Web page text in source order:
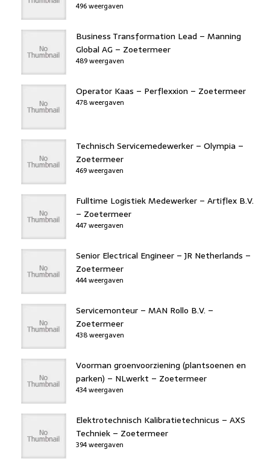
496 weergaven
Business Transformation Lead – Manning
Global AG – Zoetermeer
489 weergaven
Operator Kaas – Perflexxion – Zoetermeer
478 weergaven
Technisch Servicemedewerker – Olympia –
Zoetermeer
469 weergaven
Fulltime Logistiek Medewerker – Artiflex B.V.
– Zoetermeer
447 weergaven
Senior Electrical Engineer – JR Netherlands –
Zoetermeer
444 weergaven
Servicemonteur – MAN Rollo B.V. –
Zoetermeer
438 weergaven
Voorman groenvoorziening (plantsoenen en
parken) – NLwerkt – Zoetermeer
434 weergaven
Elektrotechnisch Kalibratietechnicus – AXS
Techniek – Zoetermeer
394 weergaven